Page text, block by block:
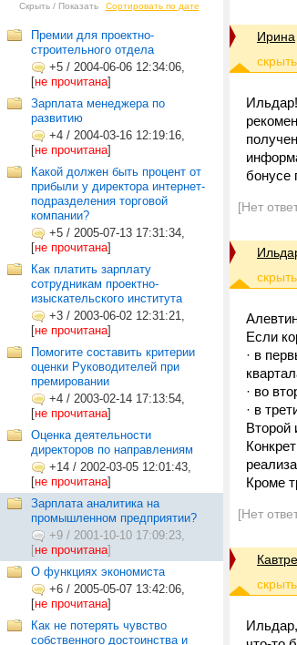
Скрыть / Показать Сортировать по дате
Премии для проектно-
строительного отдела
+5 / 2004-06-06 12:34:06,
[не прочитана]
Зарплата менеджера по
развитию
+4 / 2004-03-16 12:19:16,
[не прочитана]
Какой должен быть процент от
прибыли у директора интернет-
подразделения торговой
компании?
+5 / 2005-07-13 17:31:34,
[не прочитана]
Как платить зарплату
сотрудникам проектно-
изыскательского института
+3 / 2003-06-02 12:31:21,
[не прочитана]
Помогите составить критерии
оценки Руководителей при
премировании
+4 / 2003-02-14 17:13:54,
[не прочитана]
Оценка деятельности
директоров по направлениям
+14 / 2002-03-05 12:01:43,
[не прочитана]
Зарплата аналитика на
промышленном предприятии?
+9 / 2001-10-10 17:09:23,
[не прочитана]
О функциях экономиста
+6 / 2005-05-07 13:42:06,
[не прочитана]
Как не потерять чувство
собственного достоинства и
Ирина
бонусе
[Нет
Если
· в
· во
· в
Второй
Кроме
[Нет